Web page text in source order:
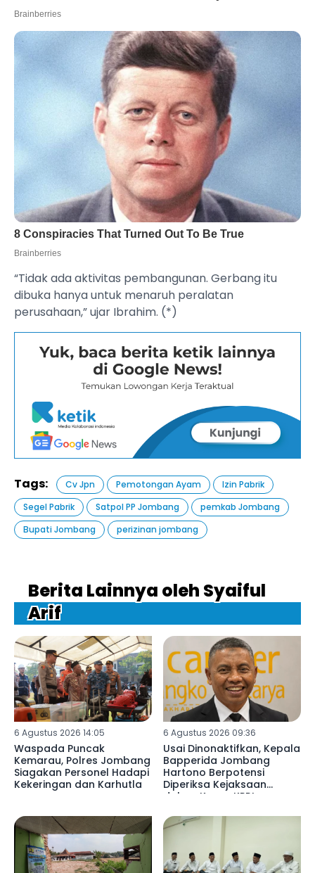
“Tidak ada aktivitas pembangunan. Gerbang itu
dibuka hanya untuk menaruh peralatan
perusahaan,” ujar Ibrahim. (*)
Tags: Cv Jpn Pemotongan Ayam
Izin Pabrik
Segel Pabrik
Satpol PP Jombang
pemkab Jombang
Bupati Jombang
perizinan jombang
Berita Lainnya oleh Syaiful
Arif
6 Agustus 2026 14:05
Waspada Puncak
Kemarau, Polres Jombang
Siagakan Personel Hadapi
Kekeringan dan Karhutla
6 Agustus 2026 09:36
Usai Dinonaktifkan, Kepala
Bapperida Jombang
Hartono Berpotensi
Diperiksa Kejaksaan
dalam Kasus KPRI